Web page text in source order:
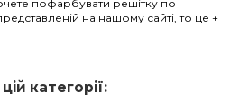
пофарбувати решітку по
на нашому сайті, то це +
160
категорії: